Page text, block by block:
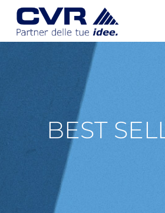
BEST